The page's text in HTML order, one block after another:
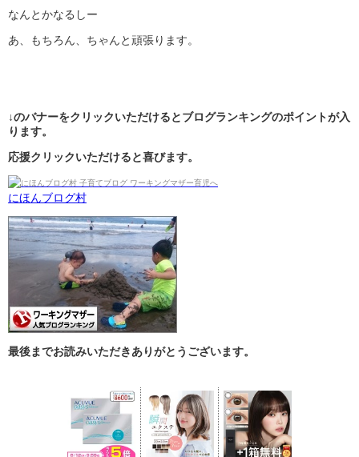
なんとかなるしー
あ、もちろん、ちゃんと頑張ります。
↓のバナーをクリックいただけるとブログランキングのポイントが入
ります。
応援クリックいただけると喜びます。
にほんブログ村
最後までお読みいただきありがとうございます。